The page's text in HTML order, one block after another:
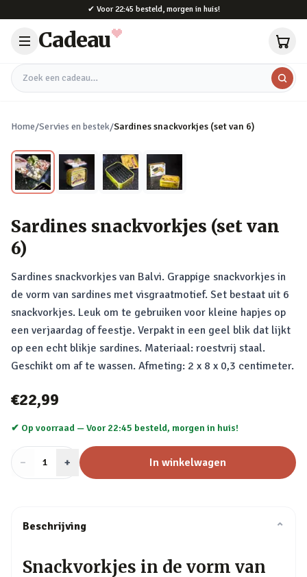
✔ Voor 22:45 besteld, morgen in huis!
Cadeau
Zoek een cadeau
Home/Servies en bestek/Sardines snackvorkjes (set van 6)
Sardines snackvorkjes (set van
6)
Sardines snackvorkjes van Balvi. Grappige snackvorkjes in
de vorm van sardines met visgraatmotief. Set bestaat uit 6
snackvorkjes. Leuk om te gebruiken voor kleine hapjes op
een verjaardag of feestje. Verpakt in een geel blik dat lijkt
op een echt blikje sardines. Materiaal: roestvrij staal.
Geschikt om af te wassen. Afmeting: 2 x 8 x 0,3 centimeter.
€22,99
✔ Op voorraad —Voor 22:45 besteld, morgen in huis!
− Aantal
1 + In winkelwagen
Beschrijving ⌄
Snackvorkjes in de vorm van